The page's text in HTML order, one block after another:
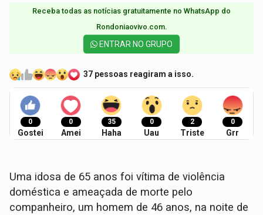
Receba todas as notícias gratuitamente no WhatsApp do
Rondoniaovivo.com.​
ENTRAR NO GRUPO
37 pessoas reagiram a isso.
0
Gostei
0
Amei
35
Haha
0
Uau
2
Triste
0
Grr
Uma idosa de 65 anos foi vítima de violência
doméstica e ameaçada de morte pelo
companheiro, um homem de 46 anos, na noite de